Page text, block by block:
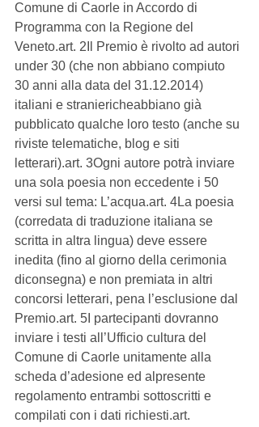
Comune di Caorle in Accordo di
Programma con la Regione del
Veneto.art. 2Il Premio è rivolto ad autori
under 30 (che non abbiano compiuto
30 anni alla data del 31.12.2014)
italiani e straniericheabbiano già
pubblicato qualche loro testo (anche su
riviste telematiche, blog e siti
letterari).art. 3Ogni autore potrà inviare
una sola poesia non eccedente i 50
versi sul tema: L’acqua.art. 4La poesia
(corredata di traduzione italiana se
scritta in altra lingua) deve essere
inedita (fino al giorno della cerimonia
diconsegna) e non premiata in altri
concorsi letterari, pena l’esclusione dal
Premio.art. 5I partecipanti dovranno
inviare i testi all’Ufficio cultura del
Comune di Caorle unitamente alla
scheda d’adesione ed alpresente
regolamento entrambi sottoscritti e
compilati con i dati richiesti.art.